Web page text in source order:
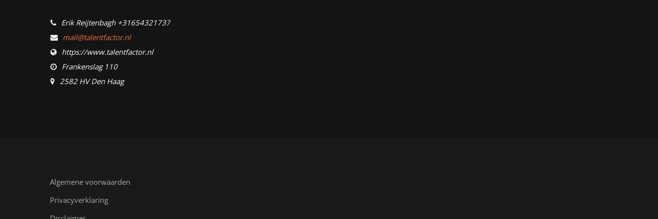
Erik Reijtenbagh +31654321737
mail@talentfactor.nl
https://www.talentfactor.nl
Frankenslag 110
2582 HV Den Haag
Algemene voorwaarden
Privacyverklaring